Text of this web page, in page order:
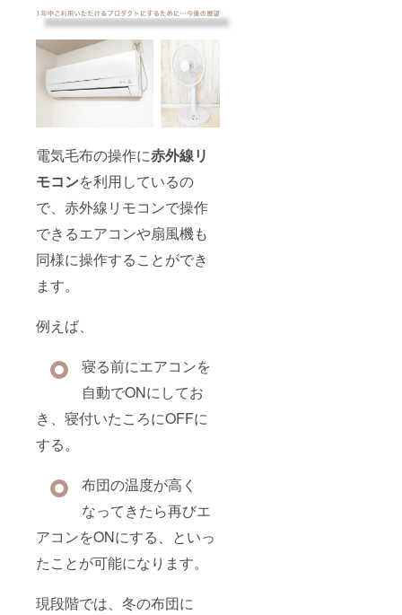
電気毛布の操作に赤外線リ
モコンを利用しているの
で、赤外線リモコンで操作
できるエアコンや扇風機も
同様に操作することができ
ます。
例えば、
寝る前にエアコンを
自動でONにしてお
き、寝付いたころにOFFに
する。
布団の温度が高く
なってきたら再びエ
アコンをONにする、といっ
たことが可能になります。
現段階では、冬の布団に